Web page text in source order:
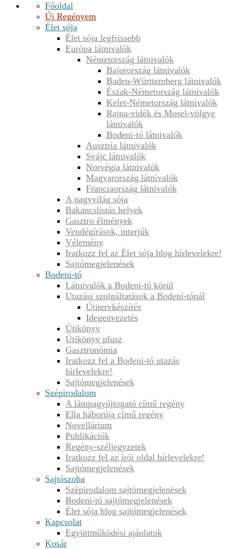
Főoldal
Új Regényem
Élet sója
Élet sója legfrissebb
Európa látnivalók
Németország látnivalók
Bajorország látnivalók
Baden-Württemberg látnivalók
Észak-Németország látnivalók
Kelet-Németország látnivalók
Rajna-vidék és Mosel-völgye
látnivalók
Bodeni-tó látnivalók
Ausztria látnivalók
Svájc látnivalók
Norvégia látnivalók
Magyarország látnivalók
Franciaország látnivalók
A nagyvilág sója
Bakancslistás helyek
Gasztro élmények
Vendégírások, interjúk
Vélemény
Iratkozz fel az Élet sója blog hírlevelekre!
Sajtómegjelenések
Bodeni-tó
Látnivalók a Bodeni-tó körül
Utazási szolgáltatások a Bodeni-tónál
Útitervkészítés
Idegenvezetés
Útikönyv
Útikönyv plusz
Gasztronómia
Iratkozz fel a Bodeni-tó utazás
hírlevelekre!
Sajtómegjelenések
Szépirodalom
A lámpagyújtogató című regény
Ella háborúja című regény
Novellárium
Publikációk
Regény-széljegyzetek
Iratkozz fel az írói oldal hírlevelekre!
Sajtómegjelenések
Sajtószoba
Szépirodalom sajtómegjelenések
Bodeni-tó sajtómegjelenések
Élet sója blog sajtómegjelenések
Kapcsolat
Együttműködési ajánlatok
Kosár